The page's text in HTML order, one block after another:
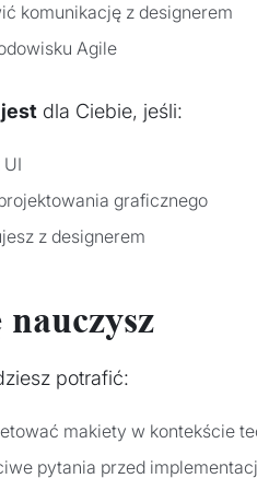
komunikację z designerem
Agile
dla Ciebie, jeśli:
graficznego
z designerem
nauczysz
potrafić:
makiety w kontekście
pytania przed